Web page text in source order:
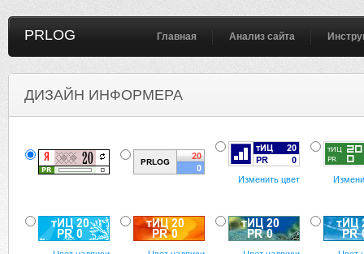
PRLOG Главная Анализ сайта
ДИЗАЙН ИНФОРМЕРА
Изменить цвет